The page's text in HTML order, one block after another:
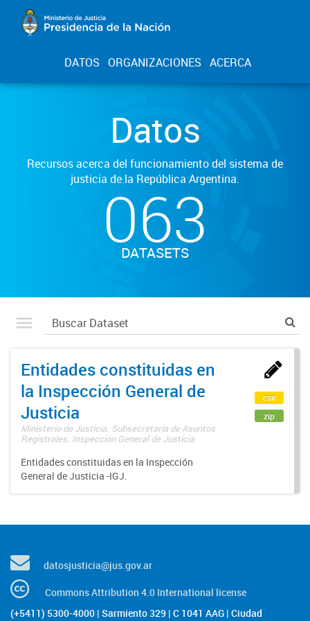
DATOS ORGANIZACIONES ACERCA
Datos
Recursos acerca del funcionamiento del sistema de
justicia de la República Argentina.
063
DATASETS
Entidades constituidas en
la Inspección General de
Justicia
Ministerio de Justicia. Subsecretaría de Asuntos
Registrales. Inspección General de Justicia
Entidades constituidas en la Inspección
General de Justicia -IGJ.
csv
zip
datosjusticia@jus.gov.ar
Commons Attribution 4.0 International license
(+5411) 5300-4000 | Sarmiento 329 | C 1041 AAG | Ciudad